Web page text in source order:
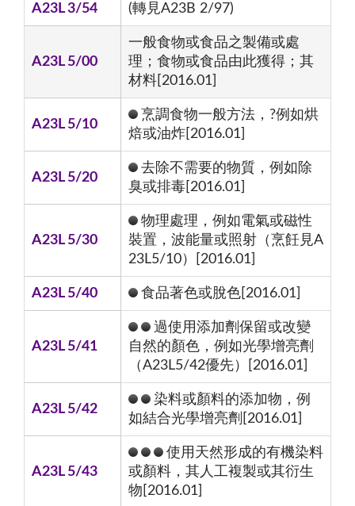
A23L 3/54 (轉見A23B 2/97)
A23L 5/00
一般食物或食品之製備或處
理；食物或食品由此獲得；其
材料[2016.01]
A23L 5/10
烹調食物一般方法，?例如烘
焙或油炸[2016.01]
A23L 5/20
去除不需要的物質，例如除
臭或排毒[2016.01]
A23L 5/30
物理處理，例如電氣或磁性
裝置，波能量或照射（烹飪見A
23L5/10）[2016.01]
A23L 5/40 食品著色或脫色[2016.01]
A23L 5/41
過使用添加劑保留或改變
自然的顏色，例如光學增亮劑
（A23L5/42優先）[2016.01]
A23L 5/42
染料或顏料的添加物，例
如結合光學增亮劑[2016.01]
A23L 5/43
使用天然形成的有機染料
或顏料，其人工複製或其衍生
物[2016.01]